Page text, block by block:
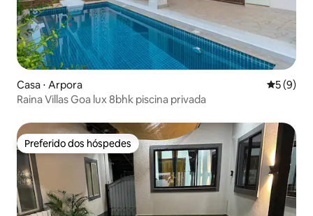
Casa ⋅ Arpora 5 de
5 (9)
Raina Villas Goa lux 8bhk piscina privada
Preferido dos hóspedes
Preferido dos hóspedes